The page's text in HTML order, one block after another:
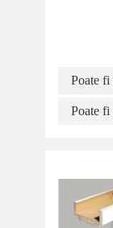
Poate fi
Poate fi